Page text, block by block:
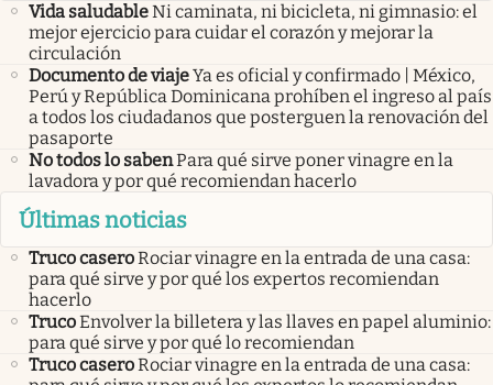
Vida saludableNi caminata, ni bicicleta, ni gimnasio: el
mejor ejercicio para cuidar el corazón y mejorar la
circulación
Documento de viajeYa es oficial y confirmado | México,
Perú y República Dominicana prohíben el ingreso al país
a todos los ciudadanos que posterguen la renovación del
pasaporte
No todos lo sabenPara qué sirve poner vinagre en la
lavadora y por qué recomiendan hacerlo
Últimas noticias
Truco caseroRociar vinagre en la entrada de una casa:
para qué sirve y por qué los expertos recomiendan
hacerlo
TrucoEnvolver la billetera y las llaves en papel aluminio:
para qué sirve y por qué lo recomiendan
Truco caseroRociar vinagre en la entrada de una casa: